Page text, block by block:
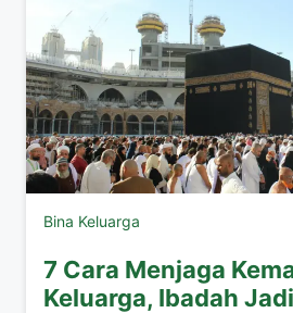
Bina Keluarga
7 Cara Menjaga
Keluarga, Ibadah